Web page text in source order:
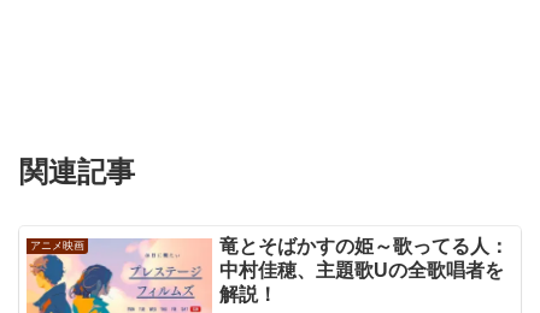
関連記事
アニメ映画
竜とそばかすの姫～歌ってる人：
中村佳穂、主題歌Uの全歌唱者を
解説！